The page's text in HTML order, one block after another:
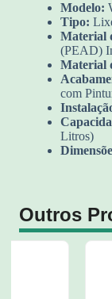
Modelo:
Tipo:
Material
(PEAD)
Material
com
Litros)
Outros